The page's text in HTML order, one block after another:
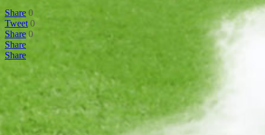
Share 0
Tweet 0
Share 0
Share
Share